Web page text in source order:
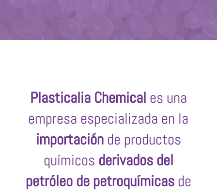
Plasticalia Chemical es una
empresa especializada en la
importaciónde productos
químicos derivados del
petróleo de petroquímicasde